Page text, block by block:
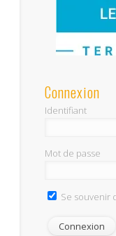
Connexion
Identifiant
Mot de passe
Se souvenir